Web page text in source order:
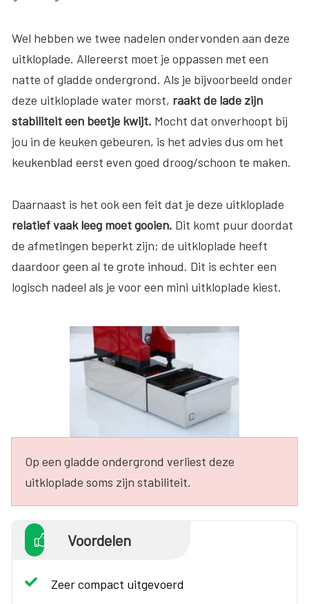
Wel hebben we twee nadelen ondervonden aan deze
uitkloplade. Allereerst moet je oppassen met een
natte of gladde ondergrond. Als je bijvoorbeeld onder
deze uitkloplade water morst, raakt de lade zijn
stabiliteit een beetje kwijt. Mocht dat onverhoopt bij
jou in de keuken gebeuren, is het advies dus om het
keukenblad eerst even goed droog/schoon te maken.
Daarnaast is het ook een feit dat je deze uitkloplade
relatief vaak leeg moet gooien. Dit komt puur doordat
de afmetingen beperkt zijn; de uitkloplade heeft
daardoor geen al te grote inhoud. Dit is echter een
logisch nadeel als je voor een mini uitkloplade kiest.
Op een gladde ondergrond verliest deze
uitkloplade soms zijn stabiliteit.
Voordelen
Zeer compact uitgevoerd